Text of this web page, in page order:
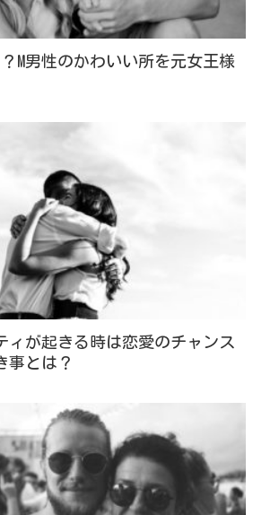
M男性のかわいい所を元女王様
ィが起きる時は恋愛のチャンス
事とは？